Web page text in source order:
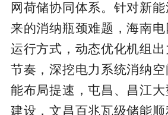
网荷储协同体系。针对新
来的消纳瓶颈难题，海南
运行方式，动态优化机组
节奏，深挖电力系统消纳
能布局提速，屯昌、昌江
建设，文昌百兆瓦级储能